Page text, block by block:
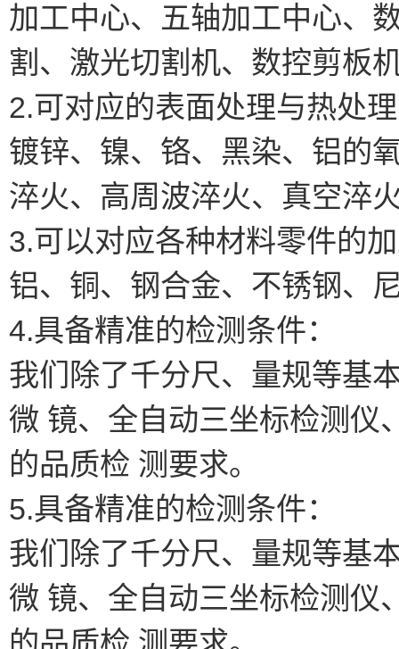
加工中心、五轴加工中心、
割、激光切割机、数控剪板
2.可对应的表面处理与热处
镀锌、镍、铬、黑染、铝的
淬火、高周波淬火、真空淬
3.可以对应各种材料零件的
铝、铜、钢合金、不锈钢、
4.具备精准的检测条件：
我们除了千分尺、量规等基
微 镜、全自动三坐标检测仪
的品质检 测要求。
5.具备精准的检测条件：
我们除了千分尺、量规等基
微 镜、全自动三坐标检测仪